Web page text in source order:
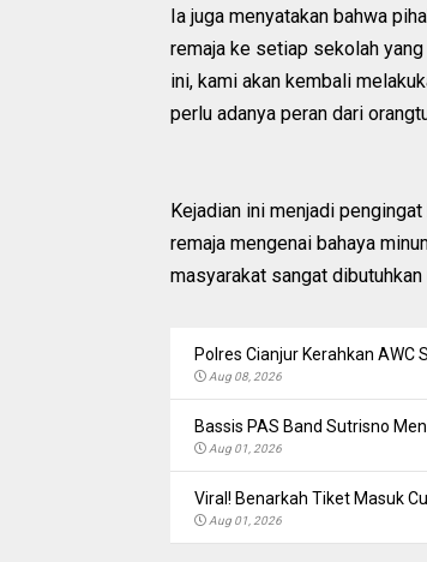
Ia juga menyatakan bahwa
remaja ke setiap sekolah
ini, kami akan kembali
perlu adanya peran dari
Kejadian ini menjadi
remaja mengenai bahaya
masyarakat sangat
Polres Cianjur Kerahkan AWC
Aug 08, 2026
Bassis PAS Band Sutrisno
Aug 01, 2026
Viral! Benarkah Tiket Masuk
Aug 01, 2026